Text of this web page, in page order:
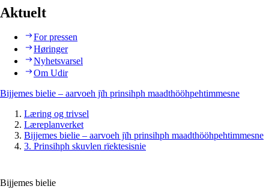
Aktuelt
For pressen
Høringer
Nyhetsvarsel
Om Udir
Bijjemes bielie – aarvoeh jïh prinsihph maadthööhpehtimmesne
Læring og trivsel
Læreplanverket
Bijjemes bielie – aarvoeh jïh prinsihph maadthööhpehtimmesne
3. Prinsihph skuvlen rïektesisnie
Bijjemes bielie